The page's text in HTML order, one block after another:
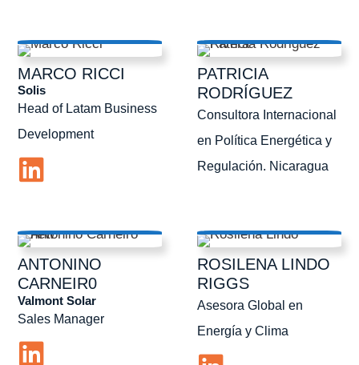
MARCO RICCI
Head of Latam Business
Development
Solis
PATRICIA
RODRÍGUEZ
Consultora Internacional
en Política Energética y
Regulación. Nicaragua
ANTONINO
CARNEIR0
Sales Manager
Valmont Solar
ROSILENALINDO
RIGGS
Asesora Global en
Energía y Clima